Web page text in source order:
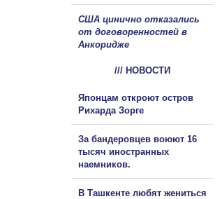
США цинично отказались
от договоренностей в
Анкоридже
/// НОВОСТИ
Японцам откроют остров
Рихарда Зорге
За бандеровцев воюют 16
тысяч иностранных
наемников.
В Ташкенте любят жениться